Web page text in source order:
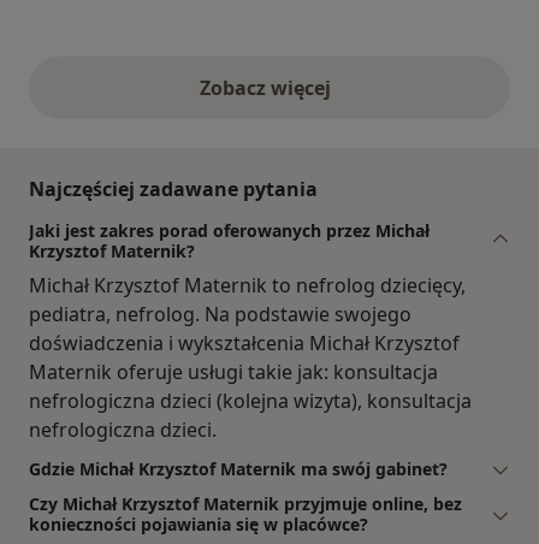
Zobacz więcejopinie powyżej
Najczęściej zadawane pytania
Jaki jest zakres porad oferowanych przez Michał
Krzysztof Maternik?
Michał Krzysztof Maternik to nefrolog dziecięcy,
pediatra, nefrolog. Na podstawie swojego
doświadczenia i wykształcenia Michał Krzysztof
Maternik oferuje usługi takie jak: konsultacja
nefrologiczna dzieci (kolejna wizyta), konsultacja
nefrologiczna dzieci.
Gdzie Michał Krzysztof Maternik ma swój gabinet?
Czy Michał Krzysztof Maternik przyjmuje online, bez
konieczności pojawiania się w placówce?